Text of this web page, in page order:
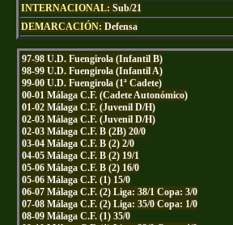
INTERNACIONAL: Sub/21
DEMARCACIÓN: Defensa
97-98 U.D. Fuengirola (Infantil B)
98-99 U.D. Fuengirola (Infantil A)
99-00 U.D. Fuengirola (1ª Cadete)
00-01 Málaga C.F. (Cadete Autonómico)
01-02 Málaga C.F. (Juvenil D/H)
02-03 Málaga C.F. (Juvenil D/H)
02-03 Málaga C.F. B (2B) 20/0
03-04 Málaga C.F. B (2) 2/0
04-05 Málaga C.F. B (2) 19/1
05-06 Málaga C.F. B (2) 16/0
05-06 Málaga C.F. (1) 15/0
06-07 Málaga C.F. (2) Liga: 38/1 Copa: 3/0
07-08 Málaga C.F. (2) Liga: 35/0 Copa: 1/0
08-09 Málaga C.F. (1) 35/0